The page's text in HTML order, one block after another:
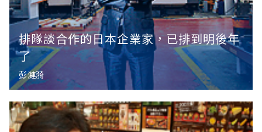
排隊談合作的日本企業家，已排到明後年
了
彭漣漪